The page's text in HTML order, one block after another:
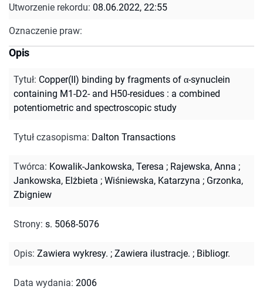
Utworzenie rekordu: 08.06.2022, 22:55
Oznaczenie praw:
Opis
Tytuł: Copper(II) binding by fragments of α-synuclein
containing M1-D2- and H50-residues : a combined
potentiometric and spectroscopic study
Tytuł czasopisma: Dalton Transactions
Twórca: Kowalik-Jankowska, Teresa ; Rajewska, Anna ;
Jankowska, Elżbieta ; Wiśniewska, Katarzyna ; Grzonka,
Zbigniew
Strony: s. 5068-5076
Opis: Zawiera wykresy. ; Zawiera ilustracje. ; Bibliogr.
Data wydania: 2006